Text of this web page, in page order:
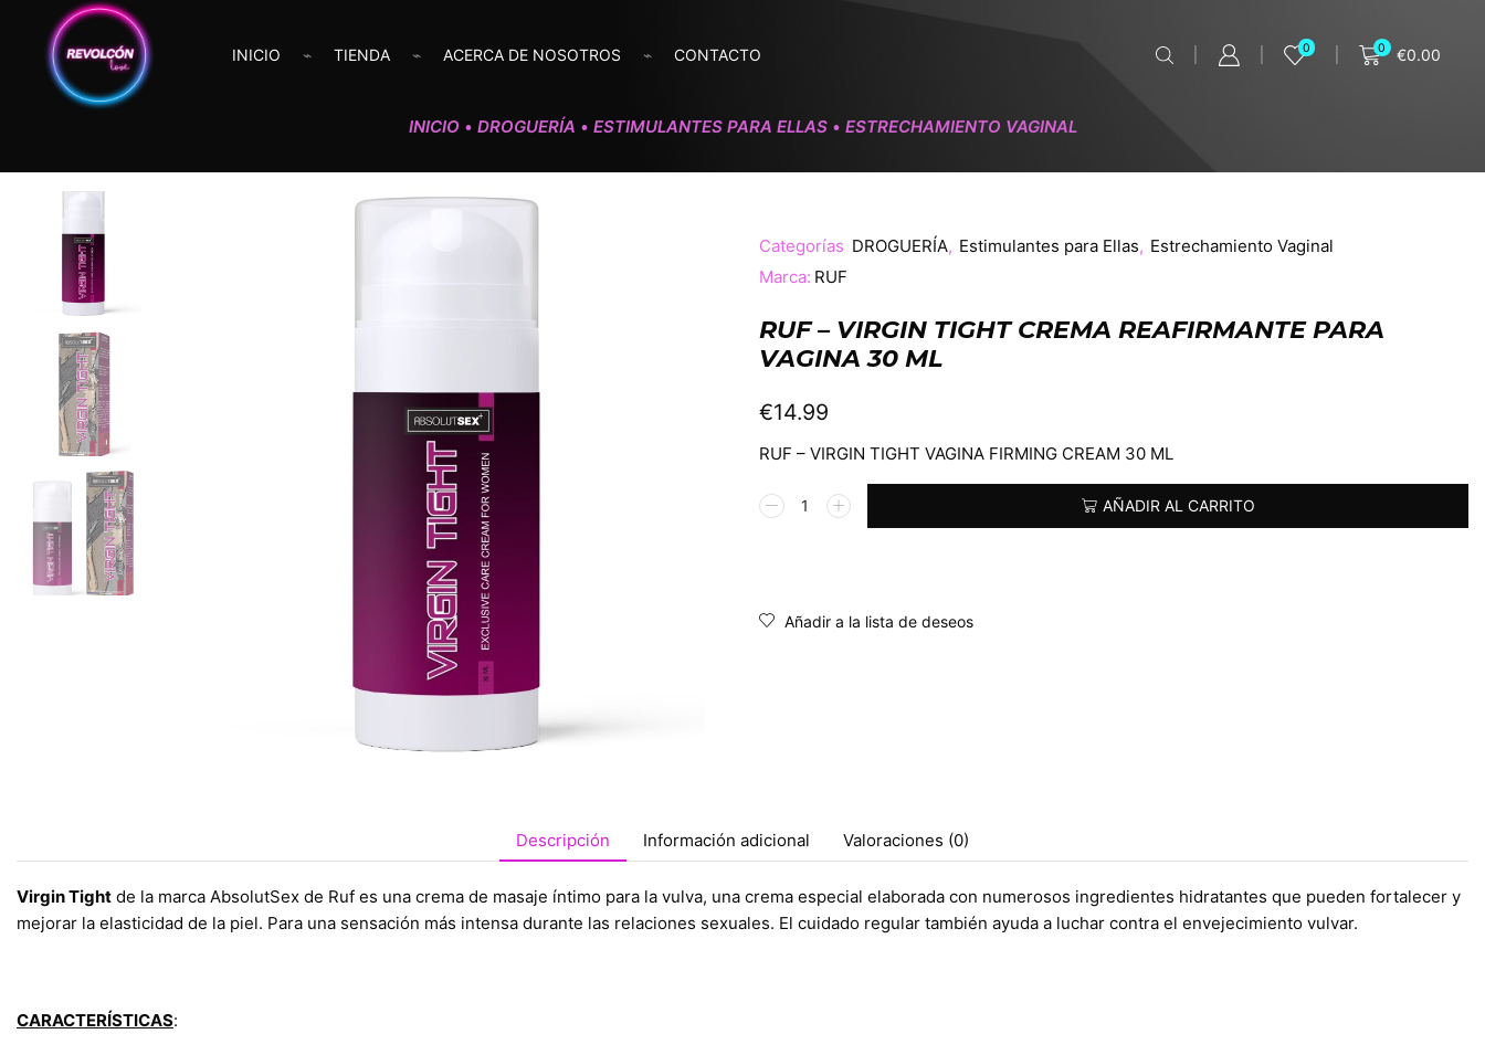
INICIO TIENDA ACERCA DE NOSOTROS CONTACTO 0 0 €0.00
INICIO • DROGUERÍA • ESTIMULANTES PARA ELLAS • ESTRECHAMIENTO VAGINAL
Categorías DROGUERÍA, Estimulantes para Ellas, Estrechamiento Vaginal
Marca: RUF
RUF – VIRGIN TIGHT CREMA REAFIRMANTE PARA
VAGINA 30 ML
€14.99
RUF – VIRGIN TIGHT VAGINA FIRMING CREAM 30 ML
AÑADIR AL CARRITO
Alternative:
Añadir a la lista de deseos
Descripción Información adicional Valoraciones (0)
Virgin Tight de la marca AbsolutSex de Ruf es una crema de masaje íntimo para la vulva, una crema especial elaborada con numerosos ingredientes hidratantes que pueden fortalecer y
mejorar la elasticidad de la piel. Para una sensación más intensa durante las relaciones sexuales. El cuidado regular también ayuda a luchar contra el envejecimiento vulvar.
CARACTERÍSTICAS: